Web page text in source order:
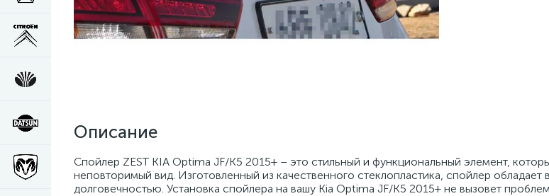
Описание
Спойлер ZEST KIA Optima JF/K5 2015+ – это стильный и функциональный элемент,
неповторимый вид. Изготовленный из качественного стеклопластика, спойлер
долговечностью. Установка спойлера на вашу Kia Optima JF/K5 2015+ не вызовет